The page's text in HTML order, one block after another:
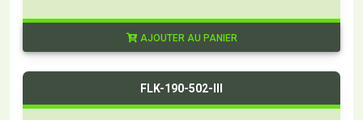
AJOUTER AU PANIER
FLK-190-502-III